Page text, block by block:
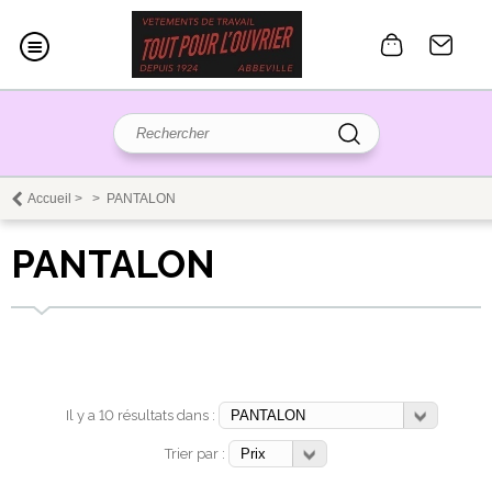
Accueil > > PANTALON
PANTALON
Il y a 10 résultats dans :
Trier par :